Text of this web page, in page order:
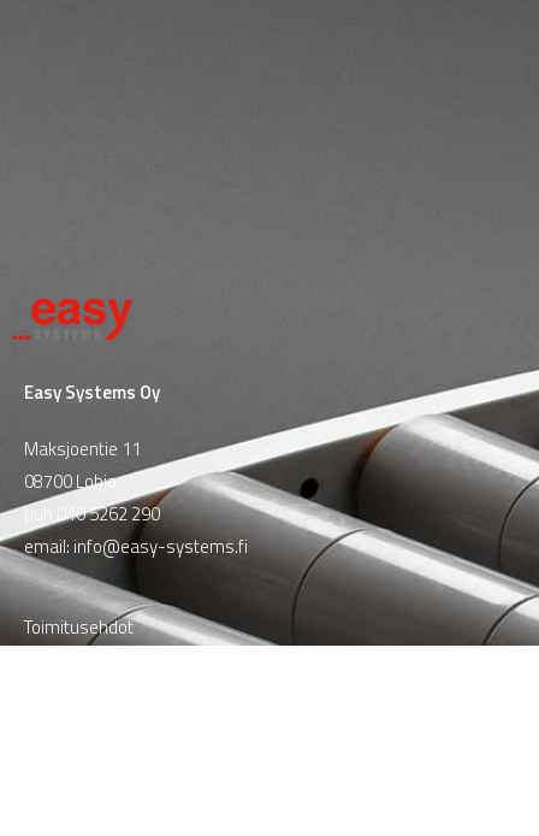
Easy Systems Oy
Maksjoentie 11
08700 Lohja
puh 010 5262 290
email: info@easy-systems.fi
Toimitusehdot